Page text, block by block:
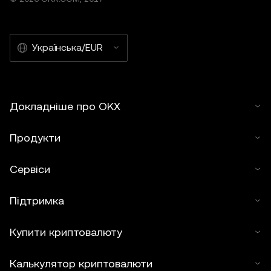
Українська/EUR
Докладніше про OKX
Продукти
Сервіси
Підтримка
Купити криптовалюту
Калькулятор криптовалюти